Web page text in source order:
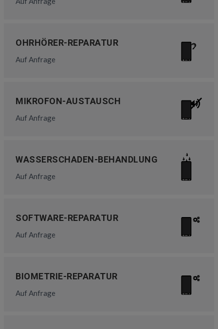
OHRHÖRER-REPARATUR
Auf Anfrage
MIKROFON-AUSTAUSCH
Auf Anfrage
WASSERSCHADEN-BEHANDLUNG
Auf Anfrage
SOFTWARE-REPARATUR
Auf Anfrage
BIOMETRIE-REPARATUR
Auf Anfrage